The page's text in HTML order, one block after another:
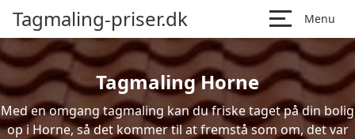
Tagmaling-priser.dk Menu
Tagmaling Horne
Med en omgang tagmaling kan du friske taget på din bolig
op i Horne, så det kommer til at fremstå som om, det var